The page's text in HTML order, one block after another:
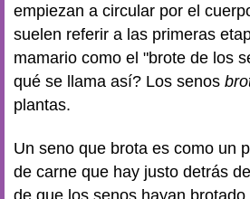
empiezan a circular por el
suelen referir a las primeras
mamario como el "brote de los
qué se llama así? Los senos
plantas.
Un seno que brota es como un
de carne que hay justo detrás
de que los senos hayan